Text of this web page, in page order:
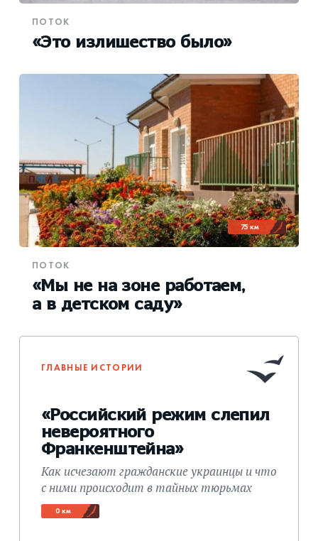
ПОТОК
«Это излишество было»
75 км
ПОТОК
«Мы не на зоне работаем,
а в детском саду»
ГЛАВНЫЕ ИСТОРИИ
«Российский режим слепил
невероятного
Франкенштейна»
Как исчезают гражданские украинцы и что
с ними происходит в тайных тюрьмах
0 км